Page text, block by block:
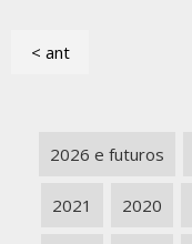
< ant
2026 e futuros
2021 2020